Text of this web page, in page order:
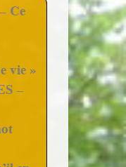
Ce
vie »
–